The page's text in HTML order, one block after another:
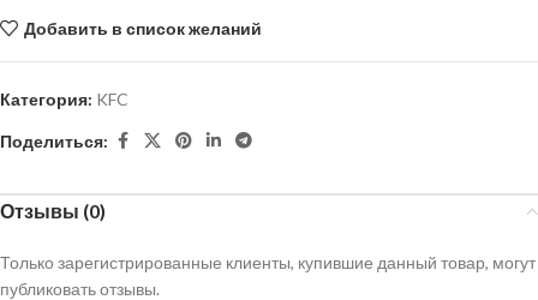
Добавить в список желаний
Категория: KFC
Поделиться:
Отзывы (0)
Только зарегистрированные клиенты, купившие данный товар, могут
публиковать отзывы.